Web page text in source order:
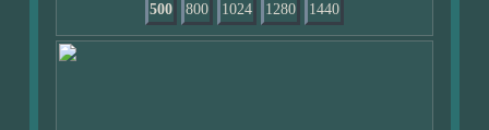
500
800 1024 1280 1440